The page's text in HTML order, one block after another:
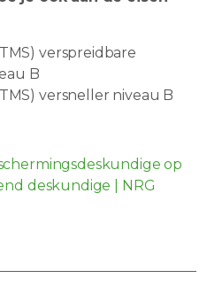
verspreidbare
B
versneller niveau B
op
deskundige | NRG